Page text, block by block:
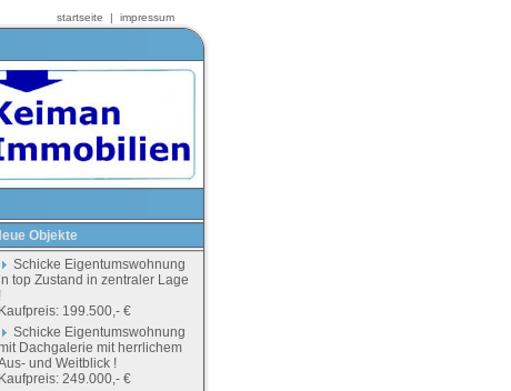
startseite | impressum
Objekte
Schicke Eigentumswohnung
top Zustand in zentraler Lage
!
Kaufpreis: 199.500,- €
Schicke Eigentumswohnung
Dachgalerie mit herrlichem
und Weitblick !
Kaufpreis: 249.000,- €